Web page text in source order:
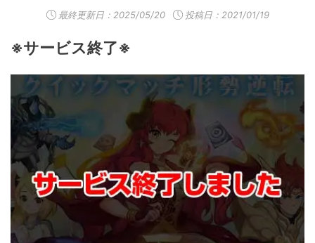
最終更新日： 2025/05/20 投稿日：2021/01/19
※サービス終了※